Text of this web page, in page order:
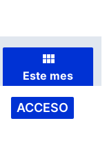
Este mes
ACCESO